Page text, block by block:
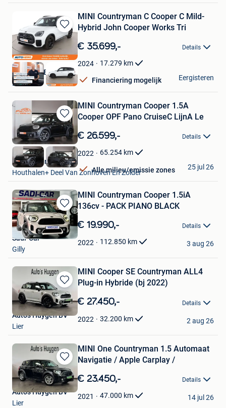
Bewaren
in
Mijn
Favorieten
MINI Countryman C Cooper C Mild-
Hybrid John Cooper Works Tri
€ 35.699,- Details
2024 17.279 km
Financiering mogelijk
Autohero België
Brussel
Eergisteren
Bewaren
in
Mijn
Favorieten
MINI Countryman Cooper 1.5A
Cooper OPF Pano CruiseC LijnA Le
€ 26.599,- Details
2022 65.254 km
Alle milieu/emissie zones
Kubika Cars
Houthalen+ Deel Van Zonhoven En Zolder
25 jul 26
Bewaren
Mijn
Favorieten
MINI Countryman Cooper 1.5iA
136cv - PACK PIANO BLACK
€ 19.990,- Details
2022 112.850 km
Sadi-Car
Gilly
3 aug 26
Bewaren
in
Mijn
Favorieten
MINI Cooper SE Countryman ALL4
Plug-in Hybride (bj 2022)
€ 27.450,- Details
2022 32.200 km
Auto's Huygen BV
Lier
2 aug 26
Bewaren
in
Mijn
Favorieten
MINI One Countryman 1.5 Automaat
Navigatie / Apple Carplay /
€ 23.450,- Details
2021 47.000 km
Auto's Huygen BV
Lier
14 jul 26